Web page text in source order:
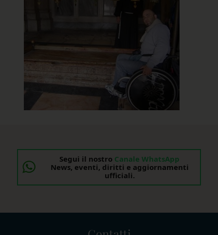
Segui il nostro Canale WhatsApp
News, eventi, diritti e aggiornamenti
ufficiali.